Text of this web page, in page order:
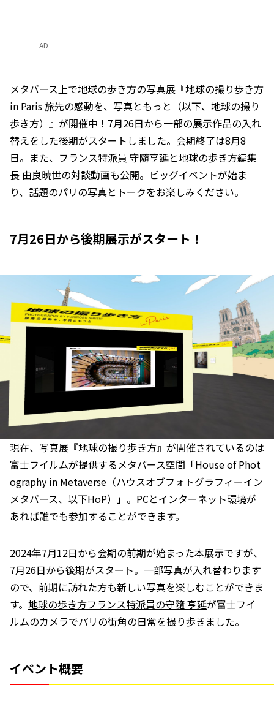
AD
メタバース上で地球の歩き方の写真展『地球の撮り歩き方
in Paris 旅先の感動を、写真ともっと（以下、地球の撮り
歩き方）』が開催中！7月26日から一部の展示作品の入れ
替えをした後期がスタートしました。会期終了は8月8
日。また、フランス特派員 守隨亨延と地球の歩き方編集
長 由良暁世の対談動画も公開。ビッグイベントが始ま
り、話題のパリの写真とトークをお楽しみください。
7月26日から後期展示がスタート！
現在、写真展『地球の撮り歩き方』が開催されているのは
富士フイルムが提供するメタバース空間「House of Phot
ography in Metaverse（ハウスオブフォトグラフィーイン
メタバース、以下HoP）」。PCとインターネット環境が
あれば誰でも参加することができます。
2024年7月12日から会期の前期が始まった本展示ですが、
7月26日から後期がスタート。一部写真が入れ替わります
ので、前期に訪れた方も新しい写真を楽しむことができま
す。 地球の歩き方フランス特派員の守隨 亨延が富士フイ
ルムのカメラでパリの街角の日常を撮り歩きました。
イベント概要